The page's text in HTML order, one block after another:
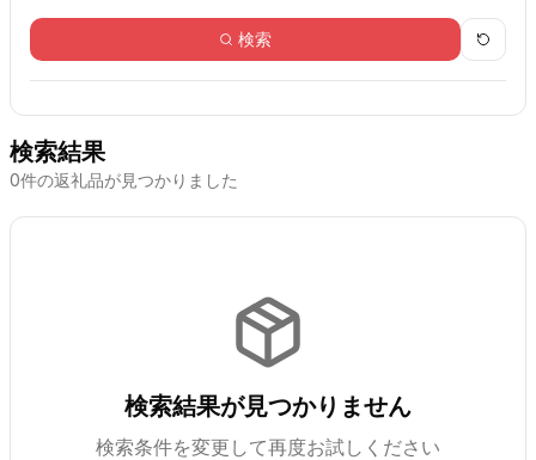
検索
検索結果
0件の返礼品が見つかりました
検索結果が見つかりません
検索条件を変更して再度お試しください